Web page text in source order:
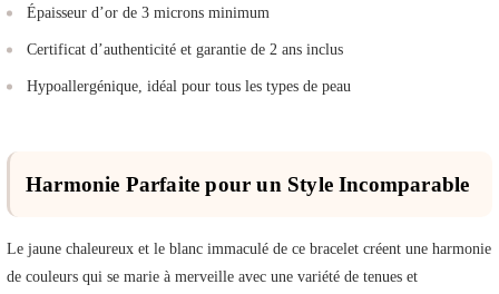
Épaisseur d’or de 3 microns minimum
Certificat d’authenticité et garantie de 2 ans inclus
Hypoallergénique, idéal pour tous les types de peau
Harmonie Parfaite pour un Style Incomparable
Le jaune chaleureux et le blanc immaculé de ce bracelet créent une harmonie
de couleurs qui se marie à merveille avec une variété de tenues et